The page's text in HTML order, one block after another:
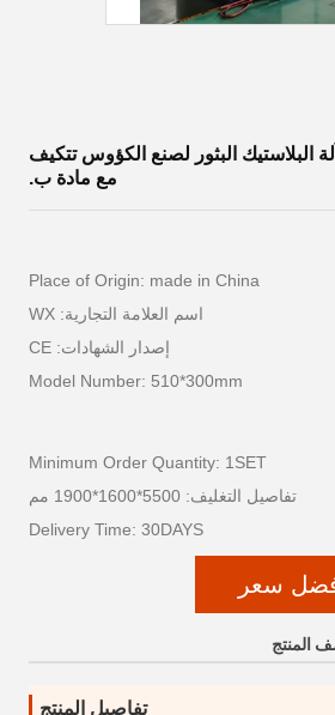
PLC التحكم 45KW آلة البلاستيك البثور لصنع الكؤوس تتكيف
مع مادة ب.
Place of Origin: made in China
اسم العلامة التجارية: WX
إصدار الشهادات: CE
Model Number: 510*300mm
Minimum Order Quantity: 1SET
تفاصيل التغليف: 5500*1600*1900 مم
Delivery Time: 30DAYS
سعر
المنتج
تفاصيل المنتج